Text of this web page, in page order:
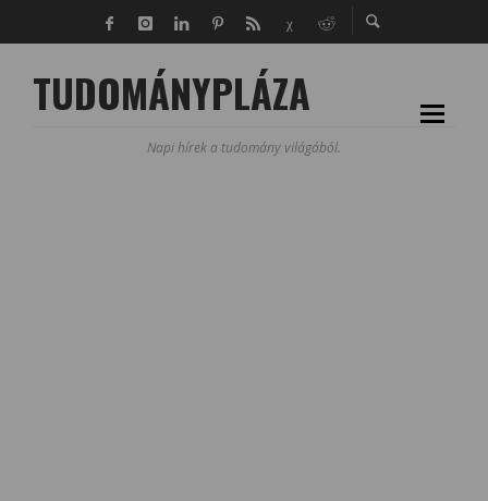
TUDOMÁNYPLÁZA
Napi hírek a tudomány világából.